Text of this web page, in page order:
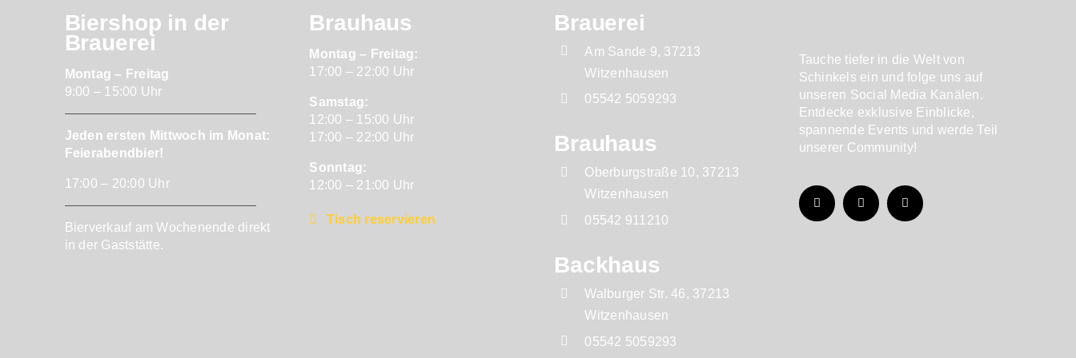
Biershop in der
Brauerei
Montag – Freitag
9:00 – 15:00 Uhr
Jeden ersten Mittwoch im Monat:
Feierabendbier!
17:00 – 20:00 Uhr
Bierverkauf am Wochenende direkt
in der Gaststätte.
Brauhaus
Montag – Freitag:
17:00 – 22:00 Uhr
Samstag:
12:00 – 15:00 Uhr
17:00 – 22:00 Uhr
Sonntag:
12:00 – 21:00 Uhr
Tisch reservieren
Brauerei
Am Sande 9, 37213
Witzenhausen
05542 5059293
Brauhaus
Oberburgstraße 10, 37213
Witzenhausen
05542 911210
Backhaus
Walburger Str. 46, 37213
Witzenhausen
05542 5059293
Tauche tiefer in die Welt von
Schinkels ein und folge uns auf
unseren Social Media Kanälen.
Entdecke exklusive Einblicke,
spannende Events und werde Teil
unserer Community!